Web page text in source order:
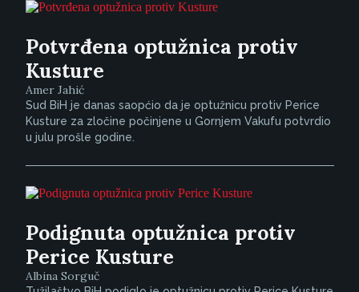
Potvrđena optužnica protiv
Kusture
Amer Jahić
Sud BiH je danas saopćio da je optužnicu protiv Perice
Kusture za zločine počinjene u Gornjem Vakufu potvrdio
u julu prošle godine.
Podignuta optužnica protiv
Perice Kusture
Albina Sorguč